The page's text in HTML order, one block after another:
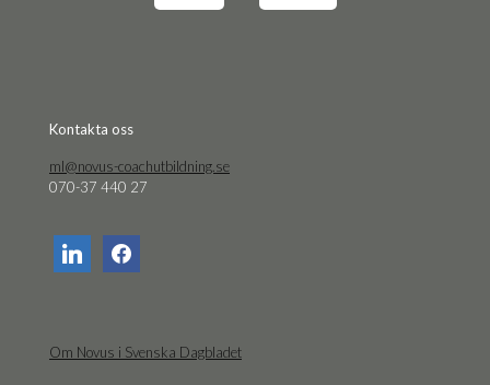
Kon­tak­ta oss
ml@novus-coachutbildning.se
070-37 440 27
linkedin facebook
Om Novus i Svenska Dagbladet